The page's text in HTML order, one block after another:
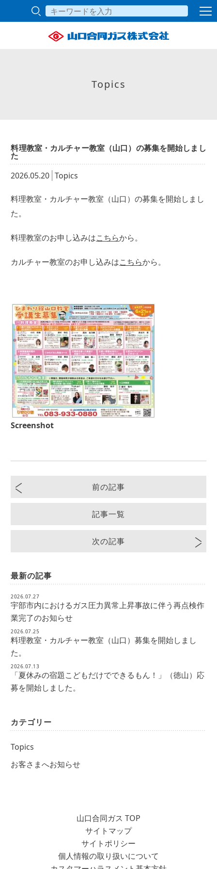
Topics
料理教室・カルチャー教室（山口）の募集を開始しまし
た
2026.05.20 Topics
料理教室・カルチャー教室（山口）の募集を開始しまし
た。
料理教室のお申し込みはこちらから。
カルチャー教室のお申し込みはこちらから。
Screenshot
前の記事
記事一覧
次の記事
最新の記事
2026.07.27
宇部市内におけるガス圧力異常上昇事故に伴う再点検作
業完了のお知らせ
2026.07.25
料理教室・カルチャー教室（山口）募集を開始しまし
た。
2026.07.13
「夏休みの宿題こどもだけでできるもん！」（徳山）応
募を開始しました。
カテゴリー
Topics
お客さまへお知らせ
山口合同ガス TOP
サイトマップ
サイトポリシー
個人情報の取り扱いについて